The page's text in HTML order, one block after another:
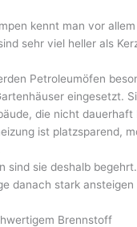
kennt man vor
sehr viel heller als
Petroleumöfen
eingesetzt.
die nicht dauerhaft
ist platzsparend,
sind sie deshalb
danach stark ansteigen
Brennstoff